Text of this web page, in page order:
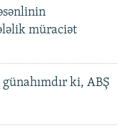
müraciət
ki, ABŞ